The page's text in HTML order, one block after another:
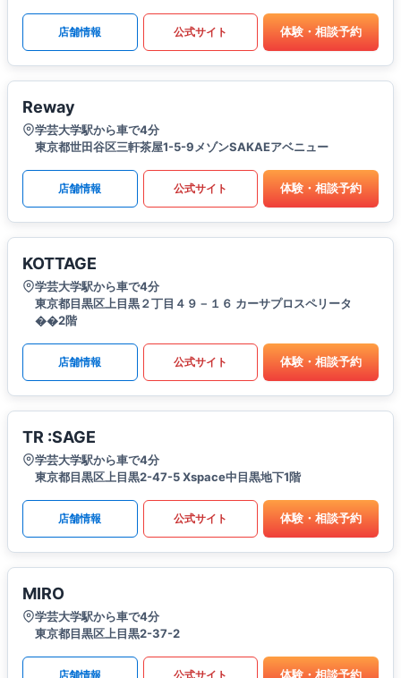
店舗情報 公式サイト 体験・相談予約
Reway
学芸大学駅から車で4分
東京都世田谷区三軒茶屋1-5-9メゾンSAKAEアベニュー
店舗情報 公式サイト 体験・相談予約
KOTTAGE
学芸大学駅から車で4分
東京都目黒区上目黒２丁目４９－１６ カーサプロスペリータ
��2階
店舗情報 公式サイト 体験・相談予約
TR :SAGE
学芸大学駅から車で4分
東京都目黒区上目黒2-47-5 Xspace中目黒地下1階
店舗情報 公式サイト 体験・相談予約
MIRO
学芸大学駅から車で4分
東京都目黒区上目黒2-37-2
店舗情報 公式サイト 体験・相談予約